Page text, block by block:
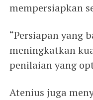
mempersiapkan
“Persiapan yang
meningkatkan
penilaian yang
Atenius juga